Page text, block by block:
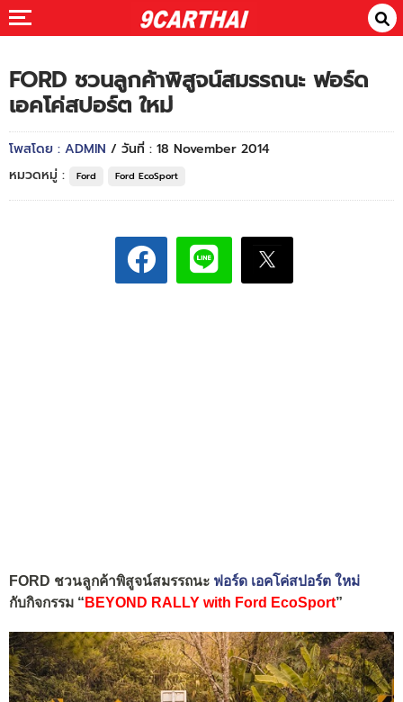
FORD ชวนลูกค้าพิสูจน์สมรรถนะ ฟอร์ด
เอคโค่สปอร์ต ใหม่
โพสโดย : ADMIN / วันที่ : 18 November 2014
หมวดหมู่ :
Ford Ford EcoSport
FORD ชวนลูกค้าพิสูจน์สมรรถนะ ฟอร์ด เอคโค่สปอร์ต ใหม่
กับกิจกรรม “ BEYOND RALLY with Ford EcoSport”